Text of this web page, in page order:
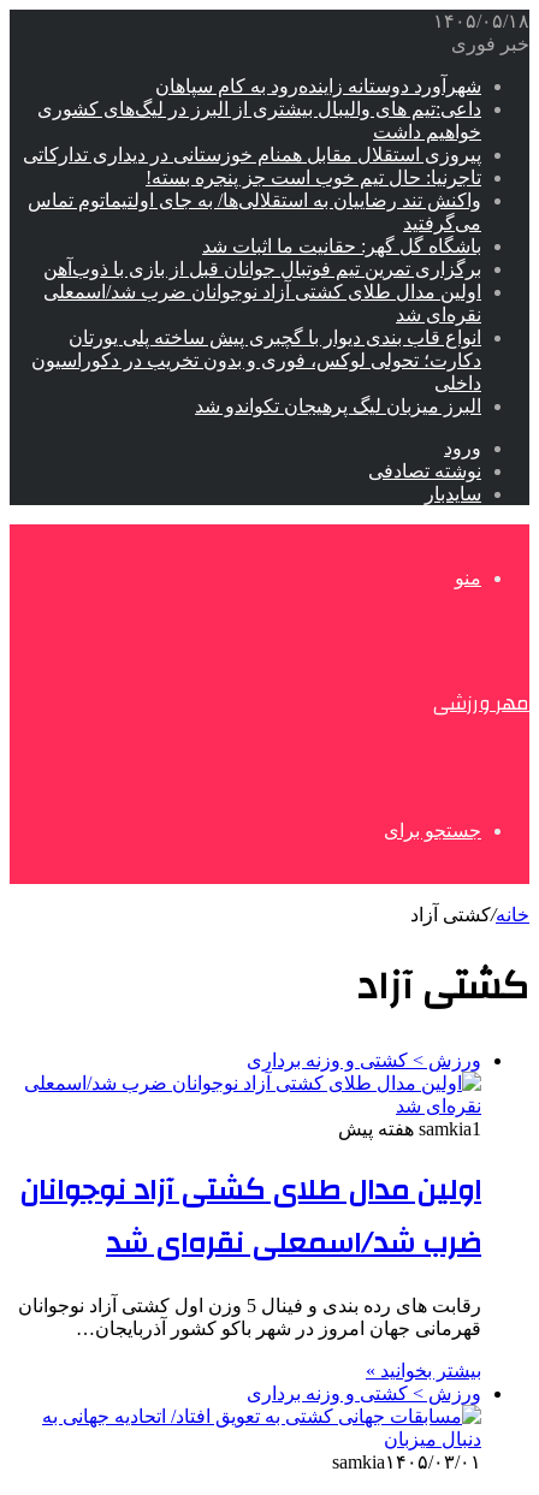
۱۴۰۵/۰۵/۱۸
خبر فوری
شهرآورد دوستانه زاینده‌رود به کام سپاهان
داعی:تیم های والیبال بیشتری از البرز در لیگ‌های کشوری
خواهیم داشت
پیروزی استقلال مقابل همنام خوزستانی در دیداری تدارکاتی
تاجرنیا: حال تیم خوب است جز پنجره بسته!
واکنش تند رضاییان به استقلالی‌ها/ به جای اولتیماتوم تماس
می‌گرفتید
باشگاه گل گهر: حقانیت ما اثبات شد
برگزاری تمرین تیم فوتبال جوانان قبل از بازی با ذوب‌آهن
اولین مدال طلای کشتی آزاد نوجوانان ضرب شد/اسمعلی
نقره‌ای شد
انواع قاب بندی دیوار با گچبری پیش ساخته پلی یورتان
دکارت؛ تحولی لوکس، فوری و بدون تخریب در دکوراسیون
داخلی
البرز میزبان لیگ پرهیجان تکواندو شد
ورود
نوشته تصادفی
سایدبار
منو
مهر ورزشی
جستجو برای
خانه/کشتی آزاد
کشتی آزاد
ورزش > کشتی و وزنه برداری
samkia1 هفته پیش
اولین مدال طلای کشتی آزاد نوجوانان
ضرب شد/اسمعلی نقره‌ای شد
رقابت های رده بندی و فینال 5 وزن اول کشتی آزاد نوجوانان
قهرمانی جهان امروز در شهر باکو کشور آذربایجان…
بیشتر بخوانید »
ورزش > کشتی و وزنه برداری
samkia۱۴۰۵/۰۳/۰۱